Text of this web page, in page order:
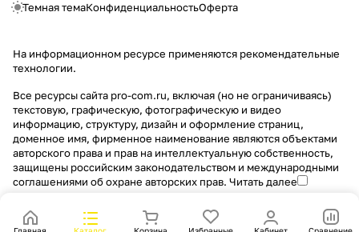
Темная темаКонфиденциальностьОферта
На информационном ресурсе применяются рекомендательные
технологии.
Все ресурсы сайта pro-com.ru, включая (но не ограничиваясь)
текстовую, графическую, фотографическую и видео
информацию, структуру, дизайн и оформление страниц,
доменное имя, фирменное наименование являются объектами
авторского права и прав на интеллектуальную собственность,
защищены российским законодательством и международными
соглашениями об охране авторских прав. Читать далее